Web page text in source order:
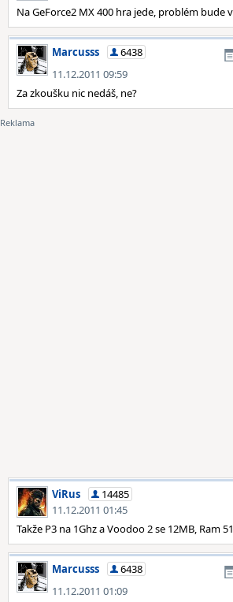
Na GeForce2 MX 400 hra jede, problém bude
Marcusss
6438
11.12.2011 09:59
Za zkoušku nic nedáš, ne?
ViRus
14485
11.12.2011 01:45
Takže P3 na 1Ghz a Voodoo 2 se 12MB, Ram
Marcusss
6438
11.12.2011 01:09